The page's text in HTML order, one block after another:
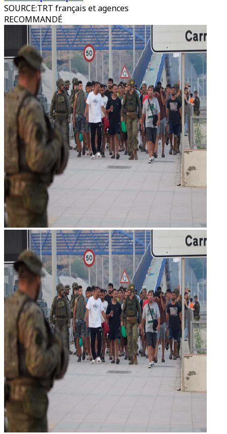
SOURCE:TRT français et agences
RECOMMANDÉ